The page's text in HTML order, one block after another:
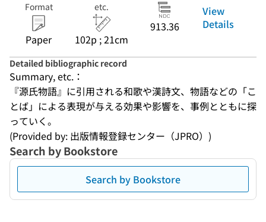
Format
Paper
etc.
102p ; 21cm
913.36
View
Details
Detailed bibliographic record
Summary, etc.：
『源氏物語』に引用される和歌や漢詩文、物語などの「こ
とば」による表現が与える効果や影響を、事例とともに探
っていく。
(Provided by: 出版情報登録センター（JPRO）)
Search by Bookstore
Search by Bookstore